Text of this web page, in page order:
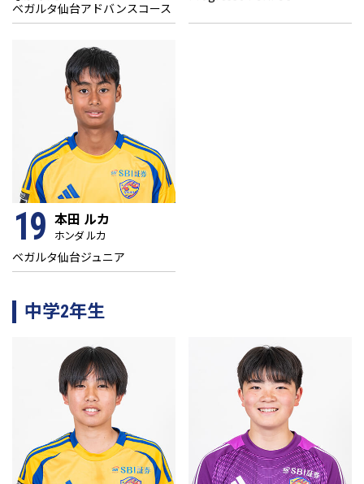
ベガルタ仙台アドバンスコース
本田 ルカ
ホンダ ルカ
19
ベガルタ仙台ジュニア
中学2年生